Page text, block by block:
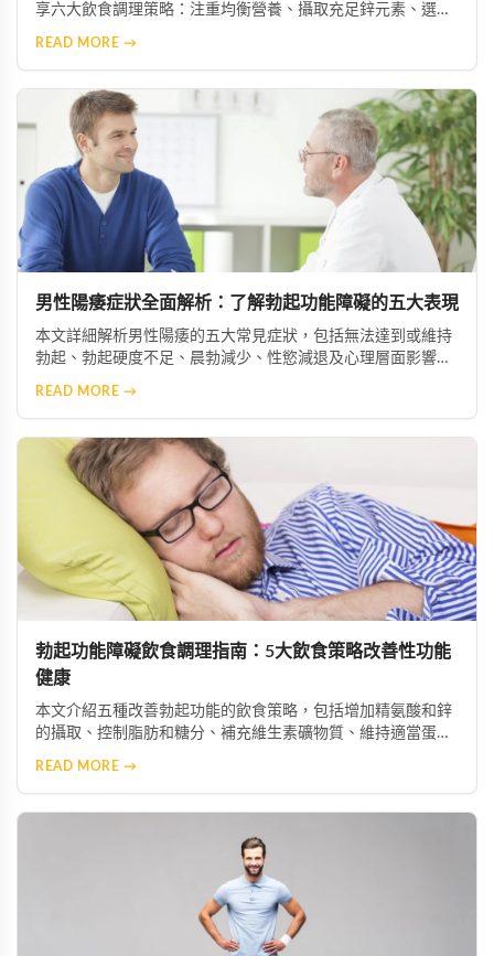
享六大飲食調理策略：注重均衡營養、攝取充足鋅元素、選擇
READ MORE →
男性陽痿症狀全面解析：了解勃起功能障礙的五大表現
本文詳細解析男性陽痿的五大常見症狀，包括無法達到或維持
勃起、勃起硬度不足、晨勃減少、性慾減退及心理層面影響。
READ MORE →
勃起功能障礙飲食調理指南：5大飲食策略改善性功能
健康
本文介紹五種改善勃起功能的飲食策略，包括增加精氨酸和鋅
的攝取、控制脂肪和糖分、補充維生素礦物質、維持適當蛋白
READ MORE →